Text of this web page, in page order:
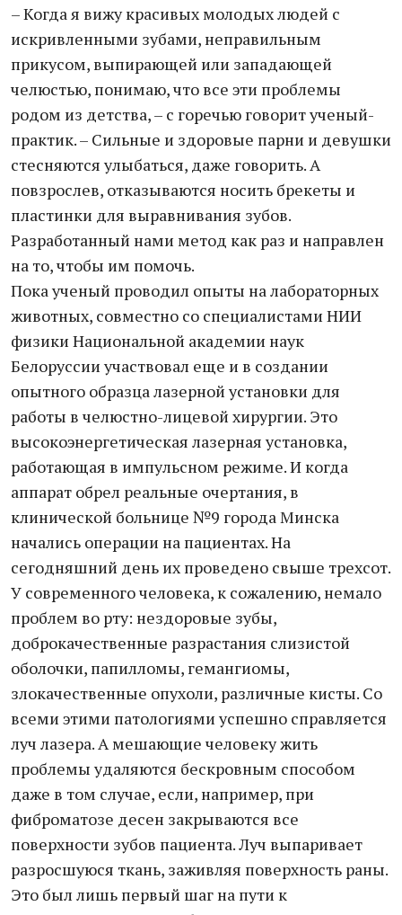
– Когда я вижу красивых молодых людей с
искривленными зубами, неправильным
прикусом, выпирающей или западающей
челюстью, понимаю, что все эти проблемы
родом из детства, – с горечью говорит ученый-
практик. – Сильные и здоровые парни и девушки
стесняются улыбаться, даже говорить. А
повзрослев, отказываются носить брекеты и
пластинки для выравнивания зубов.
Разработанный нами метод как раз и направлен
на то, чтобы им помочь.
Пока ученый проводил опыты на лабораторных
животных, совместно со специалистами НИИ
физики Национальной академии наук
Белоруссии участвовал еще и в создании
опытного образца лазерной установки для
работы в челюстно-лицевой хирургии. Это
высокоэнергетическая лазерная установка,
работающая в импульсном режиме. И когда
аппарат обрел реальные очертания, в
клинической больнице №9 города Минска
начались операции на пациентах. На
сегодняшний день их проведено свыше трехсот.
У современного человека, к сожалению, немало
проблем во рту: нездоровые зубы,
доброкачественные разрастания слизистой
оболочки, папилломы, гемангиомы,
злокачественные опухоли, различные кисты. Со
всеми этими патологиями успешно справляется
луч лазера. А мешающие человеку жить
проблемы удаляются бескровным способом
даже в том случае, если, например, при
фиброматозе десен закрываются все
поверхности зубов пациента. Луч выпаривает
разросшуюся ткань, заживляя поверхность раны.
Это был лишь первый шаг на пути к